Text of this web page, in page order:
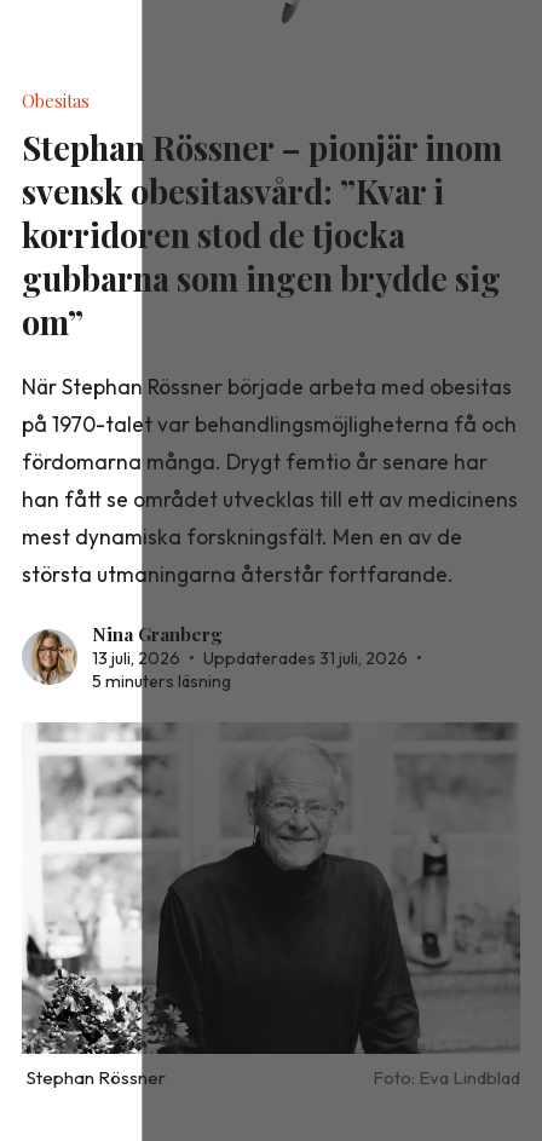
Obesitas
Stephan Rössner – pionjär inom
svensk obesitasvård: ”Kvar i
korridoren stod de tjocka
gubbarna som ingen brydde sig
om”
När Stephan Rössner började arbeta med obesitas
på 1970-talet var behandlingsmöjligheterna få och
fördomarna många. Drygt femtio år senare har
han fått se området utvecklas till ett av medicinens
mest dynamiska forskningsfält. Men en av de
största utmaningarna återstår fortfarande.
Nina Granberg
13 juli, 2026 • Uppdaterades 31 juli, 2026 •
5 minuters läsning
Stephan Rössner Eva Lindblad